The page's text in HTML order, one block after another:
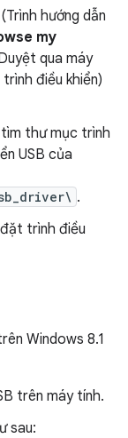
(Trình hướng dẫn
my
qua máy
điều khiển)
thư mục trình
USB của
.
trình điều
Windows 8.1
trên máy tính.
sau: